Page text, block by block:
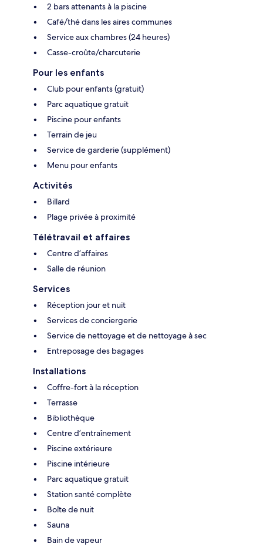
2 bars attenants à la piscine
Café/thé dans les aires communes
Service aux chambres (24 heures)
Casse-croûte/charcuterie
Pour les enfants
Club pour enfants (gratuit)
Parc aquatique gratuit
Piscine pour enfants
Terrain de jeu
Service de garderie (supplément)
Menu pour enfants
Activités
Billard
Plage privée à proximité
Télétravail et affaires
Centre d’affaires
Salle de réunion
Services
Réception jour et nuit
Services de conciergerie
Service de nettoyage et de nettoyage à sec
Entreposage des bagages
Installations
Coffre-fort à la réception
Terrasse
Bibliothèque
Centre d’entraînement
Piscine extérieure
Piscine intérieure
Parc aquatique gratuit
Station santé complète
Boîte de nuit
Sauna
Bain de vapeur